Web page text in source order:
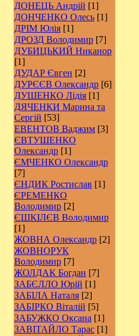
ДОНЕЦЬ Андрій [1]
ДОНЧЕНКО Олесь [1]
ДРІМ Юлія [1]
ДРОЗД Володимир [7]
ДУБИЦЬКИЙ Никанор
[1]
ДУДАР Євген [2]
ДУРЄЄВ Олександр [6]
ДУШЕНКО Лідія [1]
ДЯЧЕНКИ Марина та
Сергій [53]
ЕВЕНТОВ Ваджим [3]
ЄВТУШЕНКО
Олександр [1]
ЄМЧЕНКО Олександр
[7]
ЄНДИК Ростислав [1]
ЄРЕМЕНКО
Володимир [2]
ЄШКІЛЄВ Володимир
[1]
ЖОВНА Олександр [2]
ЖОВНОРУК
Володимир [7]
ЖОЛДАК Богдан [7]
ЗАБЄЛЛО Юрій [1]
ЗАБІЛА Наталя [2]
ЗАБІРКО Віталій [5]
ЗАБУЖКО Оксана [1]
ЗАВІТАЙЛО Тарас [1]